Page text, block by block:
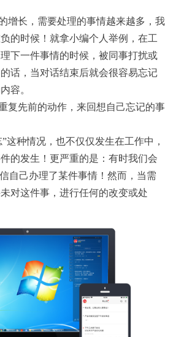
增长，需要处理的事情越来越多，我
的时候！就拿小编个人举例，在工
下一件事情的时候，被同事打扰或
话，当对话结束后就会很容易忘记
容。
复先前的动作，来回想自己忘记的事
这种情况，也不仅仅发生在工作中，
的发生！更严重的是：有时我们会
自己办理了某件事情！然而，当需
对这件事，进行任何的改变或处